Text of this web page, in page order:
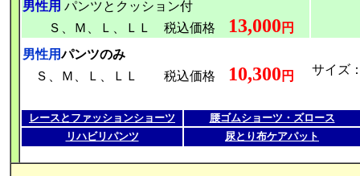
男性用 パンツとクッション付
Ｓ、Ｍ、Ｌ、ＬＬ 税込価格
13,000 円
男性用パンツのみ
Ｓ、Ｍ、Ｌ、ＬＬ 税込価格
10,300 円 サイズ
レースとファッションショーツ
腰ゴムショーツ・ズロース
リハビリパンツ
尿とり布ケアパット